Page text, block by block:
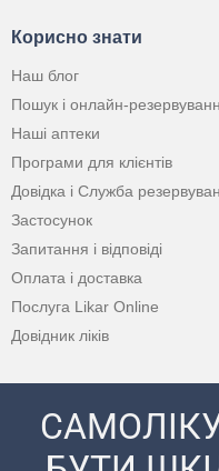
Корисно знати
Наш блог
Пошук і онлайн-
Наші аптеки
Програми для клієнтів
Довідка і Служба
Застосунок
Запитання і відповіді
Оплата і доставка
Послуга Likar Online
Довідник ліків